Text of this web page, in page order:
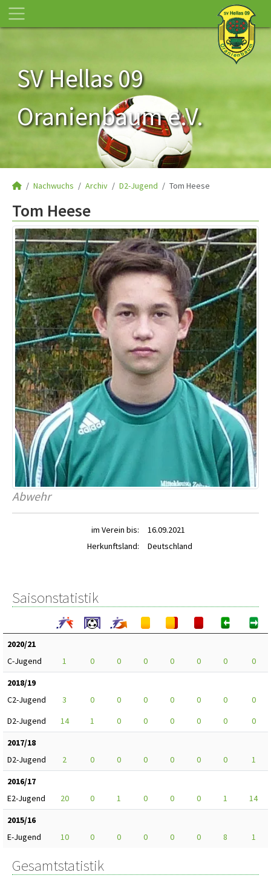
SV Hellas 09
Oranienbaum e.V.
Nachwuchs Archiv D2-Jugend Tom Heese
Tom Heese
Abwehr
im Verein bis:
16.09.2021
Herkunftsland:
Deutschland
Saisonstatistik
2020/21
C-Jugend
1 0 0 0 0 0 0
0
2018/19
C2-Jugend
3 0 0 0 0 0 0
0
D2-Jugend
14 1 0 0 0 0 0
0
2017/18
D2-Jugend
2 0 0 0 0 0 0
1
2016/17
E2-Jugend
20 0 1 0 0 0 1
14
2015/16
E-Jugend
10 0 0 0 0 0 8 1
Gesamtstatistik